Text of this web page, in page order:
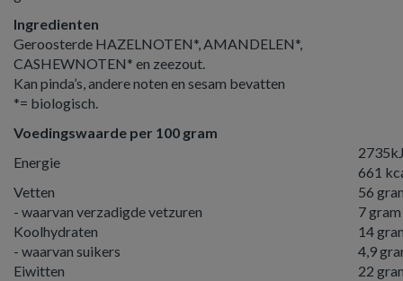
Ingredienten
Geroosterde HAZELNOTEN*, AMANDELEN*,
CASHEWNOTEN* en zeezout.
Kan pinda’s, andere noten en sesam bevatten
*= biologisch.
Voedingswaarde per 100 gram
Energie
661
Vetten
56
- waarvan verzadigde vetzuren
7 gram
Koolhydraten
14
- waarvan suikers
4,9
Eiwitten
22